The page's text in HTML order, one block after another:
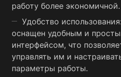
работу более экономичной.
Удобство
оснащен удобным и
интерфейсом, что
управлять им и
параметры работы.